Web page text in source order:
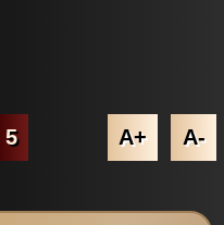
5 A+ A-